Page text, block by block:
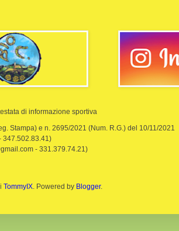
di informazione sportiva
Stampa) e n. 2695/2021 (Num. R.G.) del 10/11/2021
347.502.83.41)
- 331.379.74.21)
TommyIX. Powered by Blogger.